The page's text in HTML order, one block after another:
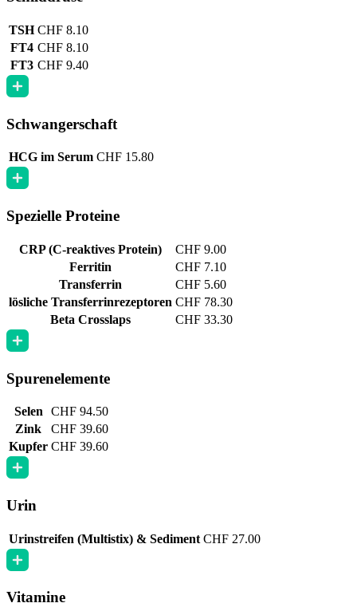
TSH CHF 8.10
FT4 CHF 8.10
FT3 CHF 9.40
Schwangerschaft
HCG im Serum CHF 15.80
Spezielle Proteine
CRP (C-reaktives Protein)
CHF 9.00
Ferritin
CHF 7.10
Transferrin
CHF 5.60
lösliche Transferrinrezeptoren CHF 78.30
Beta Crosslaps
CHF 33.30
Spurenelemente
Selen
CHF 94.50
Zink
CHF 39.60
Kupfer CHF 39.60
Urin
Urinstreifen (Multistix) & Sediment CHF 27.00
Vitamine